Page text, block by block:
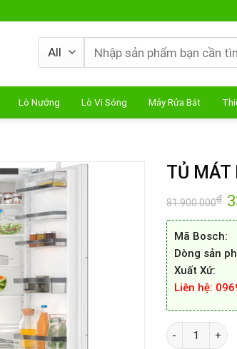
Tìm
kiếm:
Lò Nướng Lò Vi Sóng Máy Rửa Bát
TỦ MÁT
81.900.000₫
là:
Mã
Dòng
Xuất
Liên hệ:
TỦ MÁT